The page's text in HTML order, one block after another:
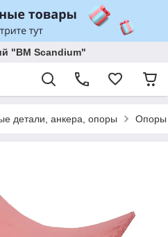
"BM Scandium"
детали, анкера, опоры Опоры